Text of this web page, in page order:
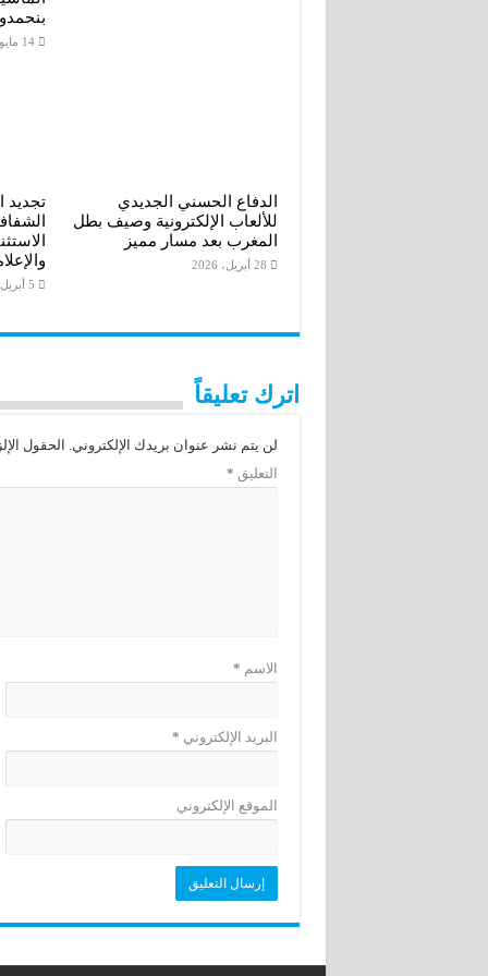
14 مايو، 2026
الدفاع الحسني الجديدي
للألعاب الإلكترونية وصيف بطل
المغرب بعد مسار مميز
28 أبريل، 2026
تجديد
5 أبريل، 2026
اترك تعليقاً
لن يتم نشر عنوان بريدك الإلكتروني. الحقول
التعليق *
الاسم *
البريد الإلكتروني *
الموقع الإلكتروني